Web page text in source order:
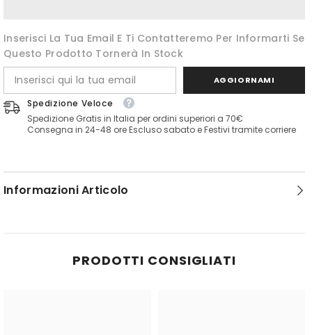
Inserisci La Tua Email E Ti Contatteremo Per Informarti Se
Questo Prodotto Tornerà In Stock
AGGIORNAMI
Spedizione Veloce
Spedizione Gratis in Italia per ordini superiori a 70€
Consegna in 24-48 ore Escluso sabato e Festivi tramite corriere
Informazioni Articolo
PRODOTTI CONSIGLIATI